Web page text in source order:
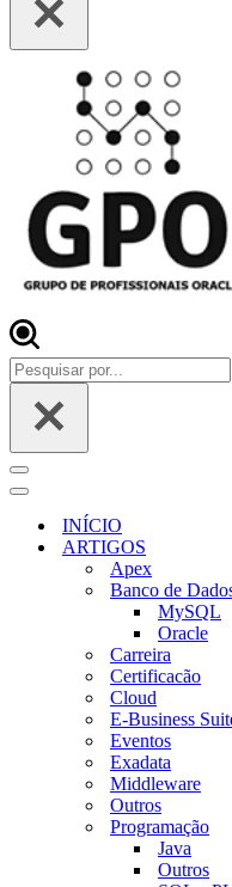
Pesquisar
por...
Menu
de
navegação
Menu
navegaçãoINÍCIO
ARTIGOS
Apex
Banco de
MySQL
Oracle
Carreira
Certificacão
Cloud
E-Business
Eventos
Exadata
Middleware
Outros
Programação
Java
Outros